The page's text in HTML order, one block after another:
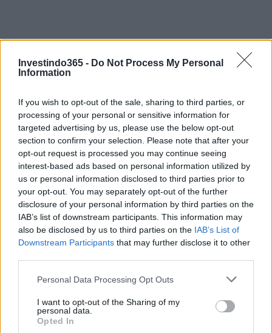
Investindo365 - Do Not Process My Personal
Information
If you wish to opt-out of the sale, sharing to third parties, or
processing of your personal or sensitive information for
targeted advertising by us, please use the below opt-out
section to confirm your selection. Please note that after your
opt-out request is processed you may continue seeing
interest-based ads based on personal information utilized by
us or personal information disclosed to third parties prior to
your opt-out. You may separately opt-out of the further
disclosure of your personal information by third parties on the
IAB’s list of downstream participants. This information may
also be disclosed by us to third parties on the IAB’s List of
Downstream Participants that may further disclose it to other
Please note that this website/app uses one or more Google
not limited to your visit or usage behaviour. You may click to
grant or deny consent to Google and its third-party tags to
use your data for below specified purposes in below Google
Personal Data Processing Opt Outs
I want to opt-out of the Sharing of my
personal data.
Opted In
Continue lendo
FINANÇA